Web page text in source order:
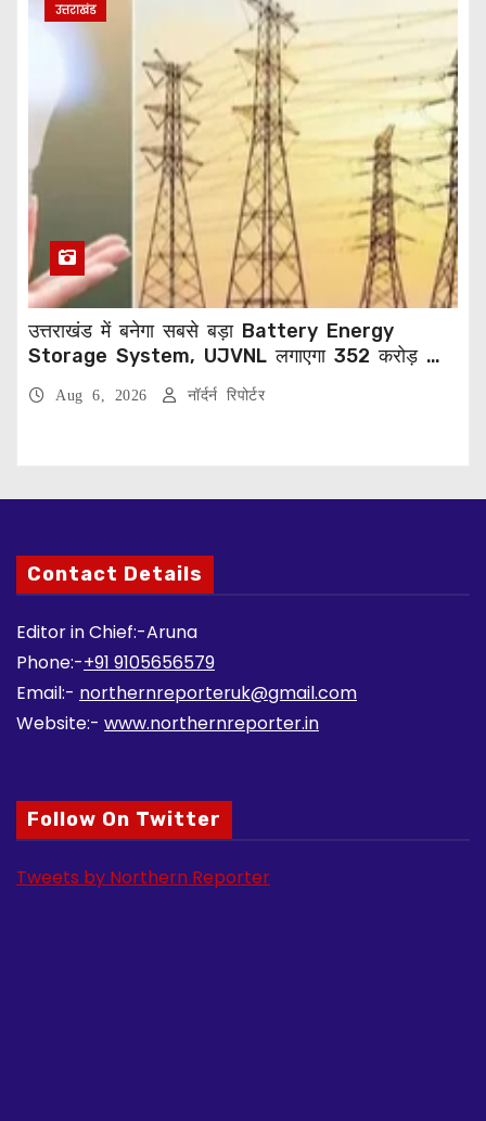
उत्तराखंड
उत्तराखंड में बनेगा सबसे बड़ा Battery Energy
Storage System, UJVNL लगाएगा 352 करोड़ का
Aug 6, 2026 नॉर्दर्न रिपोर्टर
Contact Details
Editor in Chief:-Aruna
Phone:-+91 9105656579
Email:- northernreporteruk@gmail.com
Website:- www.northernreporter.in
Follow On Twitter
Tweets by Northern Reporter